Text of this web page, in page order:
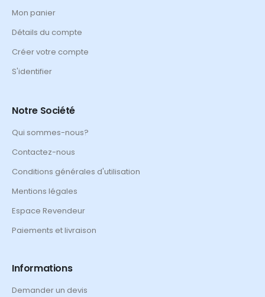
Mon panier
Détails du compte
Créer votre compte
S'identifier
Notre Société
Qui sommes-nous?
Contactez-nous
Conditions générales d'utilisation
Mentions légales
Espace Revendeur
Paiements et livraison
Informations
Demander un devis